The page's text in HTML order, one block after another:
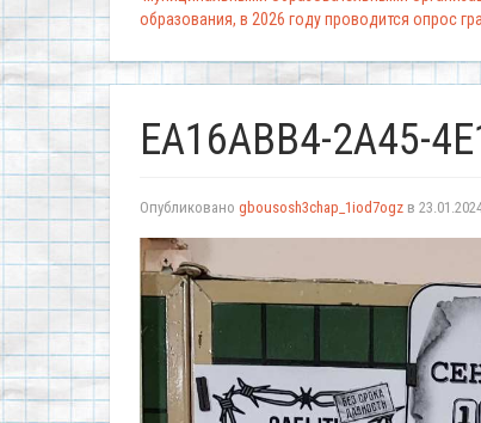
образования, в 2026 году проводится опрос
EA16ABB4-2A45-
Опубликовано gbousosh3chap_1iod7ogz в